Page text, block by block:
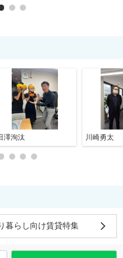
澤洵汰 川崎勇太
暮らし向け賃貸特集